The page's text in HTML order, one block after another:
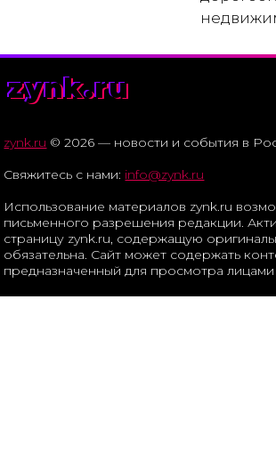
zynk.ru
zynk.ru © 2026 — новости и события в
Свяжитесь с нами: info@zynk.ru
Использование материалов zynk.ru
письменного разрешения редакции.
страницу zynk.ru, содержащую
обязательна. Сайт может содержать
предназначенный для просмотра лицами